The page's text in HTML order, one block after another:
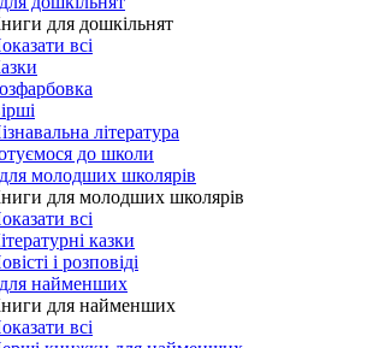
для дошкільнят
всі
література
до школи
молодших школярів
для молодших школярів
всі
казки
і розповіді
найменших
для найменших
всі